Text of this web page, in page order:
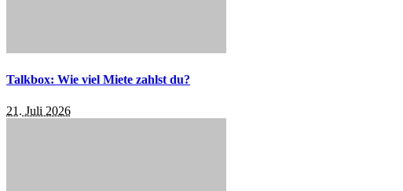
Talkbox: Wie viel Miete zahlst du?
21. Juli 2026